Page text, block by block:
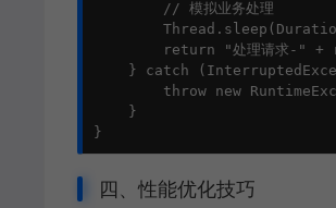
        // 模拟业务处理
return "处理请求-" +
} catch
throw new
    }
}
四、性能优化技巧